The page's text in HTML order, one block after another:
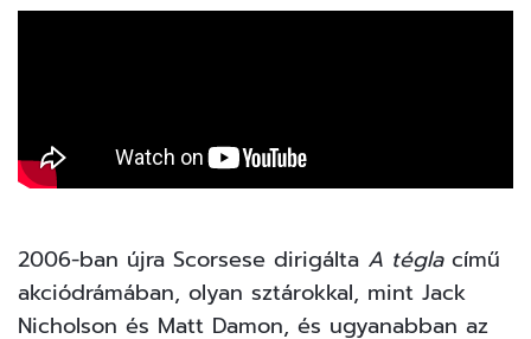
2006-ban újra Scorsese dirigálta A téglacímű
akciódrámában, olyan sztárokkal, mint Jack
Nicholson és Matt Damon, és ugyanabban az